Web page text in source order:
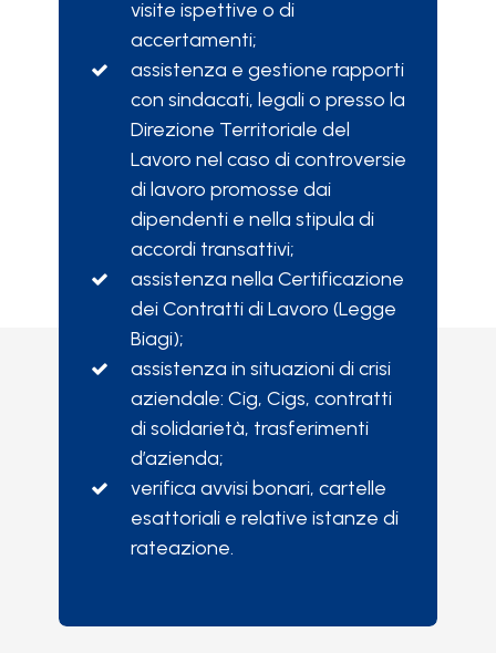
visite ispettive o di
accertamenti;
assistenza e gestione rapporti
con sindacati, legali o presso la
Direzione Territoriale del
Lavoro nel caso di controversie
di lavoro promosse dai
dipendenti e nella stipula di
accordi transattivi;
assistenza nella Certificazione
dei Contratti di Lavoro (Legge
Biagi);
assistenza in situazioni di crisi
aziendale: Cig, Cigs, contratti
di solidarietà, trasferimenti
d’azienda;
verifica avvisi bonari, cartelle
esattoriali e relative istanze di
rateazione.